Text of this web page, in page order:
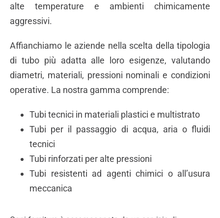
alte temperature e ambienti chimicamente
aggressivi.
Affianchiamo le aziende nella scelta della tipologia
di tubo più adatta alle loro esigenze, valutando
diametri, materiali, pressioni nominali e condizioni
operative. La nostra gamma comprende:
Tubi tecnici in materiali plastici e multistrato
Tubi per il passaggio di acqua, aria o fluidi
tecnici
Tubi rinforzati per alte pressioni
Tubi resistenti ad agenti chimici o all’usura
meccanica